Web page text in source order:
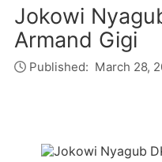
Jokowi
Armand Gigi
Published: March 28,